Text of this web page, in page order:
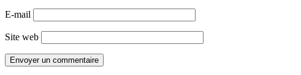
E-mail
Site web